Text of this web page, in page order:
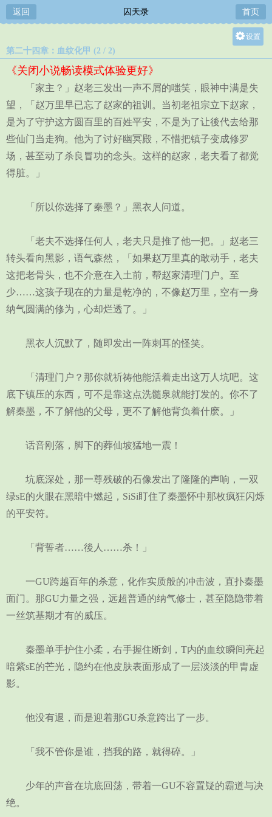
返回 囚天录 首页
设置
中
小
第二十四章：血纹化甲 (2 / 2)
《关闭小说畅读模式体验更好》
「家主？」赵老三发出一声不屑的嗤笑，眼神中满是失
望，「赵万里早已忘了赵家的祖训。当初老祖宗立下赵家，
是为了守护这方圆百里的百姓平安，不是为了让後代去给那
些仙门当走狗。他为了讨好幽冥殿，不惜把镇子变成修罗
场，甚至动了杀良冒功的念头。这样的赵家，老夫看了都觉
得脏。」
「所以你选择了秦墨？」黑衣人问道。
「老夫不选择任何人，老夫只是推了他一把。」赵老三
转头看向黑影，语气森然，「如果赵万里真的敢动手，老夫
这把老骨头，也不介意在入土前，帮赵家清理门户。至
少……这孩子现在的力量是乾净的，不像赵万里，空有一身
纳气圆满的修为，心却烂透了。」
黑衣人沉默了，随即发出一阵刺耳的怪笑。
「清理门户？那你就祈祷他能活着走出这万人坑吧。这
底下镇压的东西，可不是靠这点洗髓泉就能打发的。你不了
解秦墨，不了解他的父母，更不了解他背负着什麽。」
话音刚落，脚下的葬仙坡猛地一震！
坑底深处，那一尊残破的石像发出了隆隆的声响，一双
绿sE的火眼在黑暗中燃起，SiSi盯住了秦墨怀中那枚疯狂闪烁
的平安符。
「背誓者……後人……杀！」
一GU跨越百年的杀意，化作实质般的冲击波，直扑秦墨
面门。那GU力量之强，远超普通的纳气修士，甚至隐隐带着
一丝筑基期才有的威压。
秦墨单手护住小柔，右手握住断剑，T内的血纹瞬间亮起
暗紫sE的芒光，隐约在他皮肤表面形成了一层淡淡的甲胄虚
影。
他没有退，而是迎着那GU杀意跨出了一步。
「我不管你是谁，挡我的路，就得碎。」
少年的声音在坑底回荡，带着一GU不容置疑的霸道与决
绝。